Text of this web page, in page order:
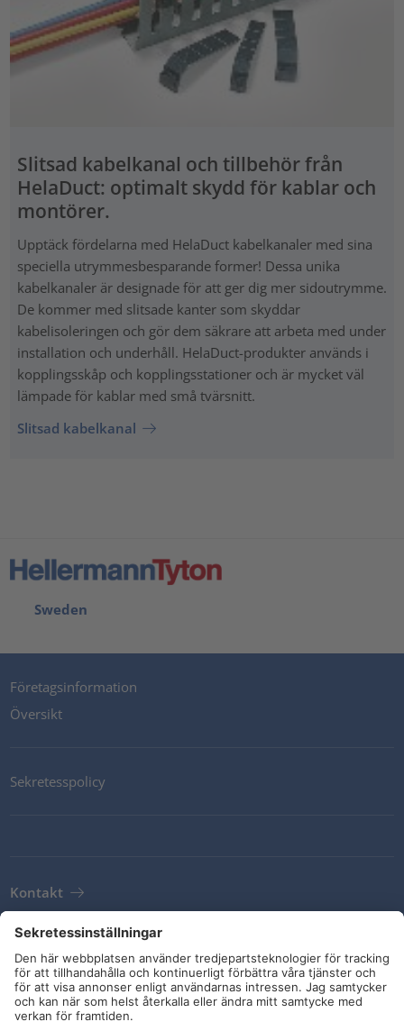
Slitsad kabelkanal och tillbehör från
HelaDuct: optimalt skydd för kablar och
montörer.
Upptäck fördelarna med HelaDuct kabelkanaler med sina
speciella utrymmesbesparande former! Dessa unika
kabelkanaler är designade för att ger dig mer sidoutrymme.
De kommer med slitsade kanter som skyddar
kabelisoleringen och gör dem säkrare att arbeta med under
installation och underhåll. HelaDuct-produkter används i
kopplingsskåp och kopplingsstationer och är mycket väl
lämpade för kablar med små tvärsnitt.
Slitsad kabelkanal
Sweden
Företagsinformation
Översikt
Sekretesspolicy
Kontakt
Leveransvillkor
Riktlinjer och åtaganden